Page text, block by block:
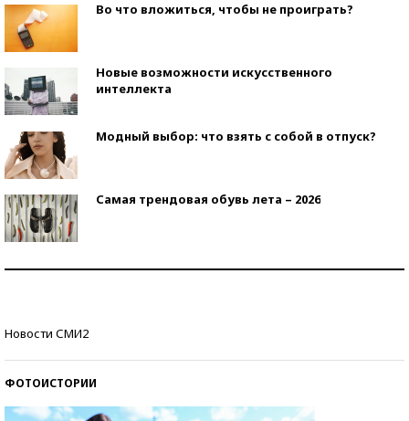
Во что вложиться, чтобы не проиграть?
Новые возможности искусственного
интеллекта
Модный выбор: что взять с собой в отпуск?
Самая трендовая обувь лета – 2026
Новости СМИ2
ФОТОИСТОРИИ